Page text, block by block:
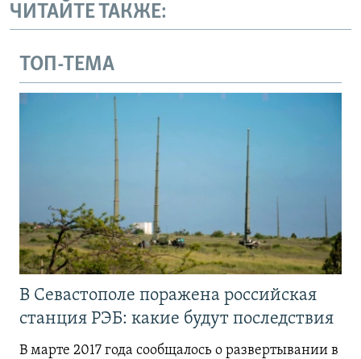
ЧИТАЙТЕ ТАКЖЕ:
ТОП-ТЕМА
В Севастополе поражена российская
станция РЭБ: какие будут последствия
В марте 2017 года сообщалось о развертывании в